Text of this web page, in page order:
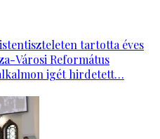
tartotta éves
Városi Református
igét hirdetett…